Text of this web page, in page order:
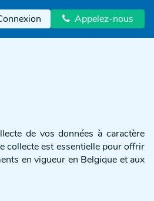
 Appelez-nous
de vos données à caractère
collecte est essentielle pour offrir
en vigueur en Belgique et aux